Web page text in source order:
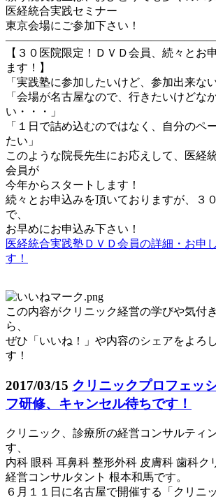
医経統合実践セミナー
東京会場にご参加下さい！
【３０医院限定！ＤＶＤ会員、続々とお
ます！】
「実践塾に参加したいけど、参加出来な
「会場が名古屋なので、行きたいけどな
い・・・」
「１日で詰め込むのではなく、自分のペ
たい」
このような院長先生にお応えして、医経
会員が
今年からスタートします！
続々とお申込みを頂いておりますが、３
で、
お早めにお申込み下さい！
医経統合実践塾ＤＶＤ会員の詳細・お申
す！
この内容がクリニック経営の学びや気付
ら、
ぜひ「いいね！」や内容のシェアをよろ
す！
2017/03/15 クリニックプロフェッ
フ研修、キャンセル待ちです！
クリニック、診療所の経営コンサルティ
す、
内科 眼科 耳鼻科 整形外科 皮膚科 歯科ク
経営コンサルタント 根本和馬です。
６月１１日に名古屋で開催する「クリニ